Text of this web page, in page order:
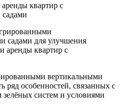
садами для улучшения
аренды квартир с
вертикальными
ряд особенностей, связанных с
систем и условиями